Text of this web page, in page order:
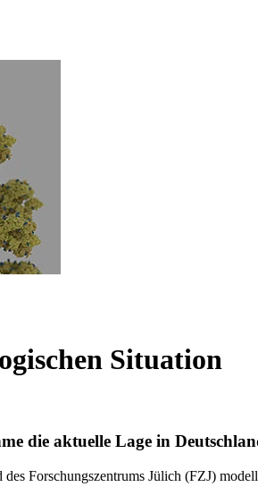
Situation
die aktuelle Lage in
Forschungszentrums Jülich (FZJ)